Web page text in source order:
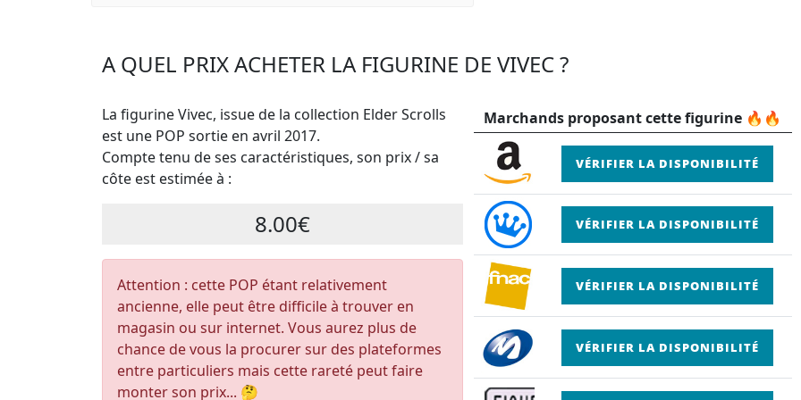
A QUEL PRIX ACHETER LA FIGURINE DE VIVEC ?
La figurine Vivec, issue de la collection Elder Scrolls
est une POP sortie en avril 2017.
Compte tenu de ses caractéristiques, son prix / sa
côte est estimée à :
8.00€
Attention : cette POP étant relativement
ancienne, elle peut être difficile à trouver en
magasin ou sur internet. Vous aurez plus de
chance de vous la procurer sur des plateformes
entre particuliers mais cette rareté peut faire
monter son prix... 🤔
Marchands proposant cette figurine 🔥🔥
VÉRIFIER LA DISPONIBILITÉ
VÉRIFIER LA DISPONIBILITÉ
VÉRIFIER LA DISPONIBILITÉ
VÉRIFIER LA DISPONIBILITÉ